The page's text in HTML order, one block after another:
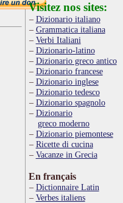
Visitez nos sites:
Dizionario italiano
Grammatica italiana
Verbi Italiani
Dizionario-latino
Dizionario greco antico
Dizionario francese
Dizionario inglese
Dizionario tedesco
Dizionario spagnolo
Dizionario
greco moderno
Dizionario piemontese
Ricette di cucina
Vacanze in Grecia
En français
Dictionnaire Latin
Verbes italiens